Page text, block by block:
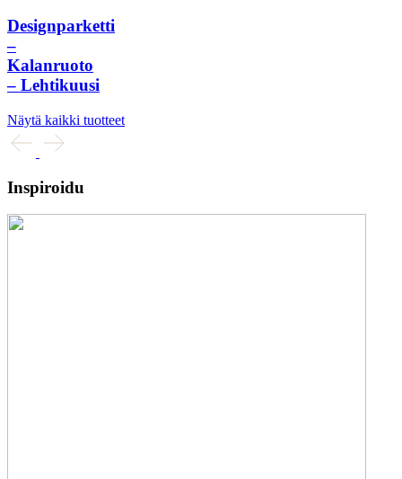
Designparketti
–
Kalanruoto
– Lehtikuusi
Näytä kaikki tuotteet
Inspiroidu